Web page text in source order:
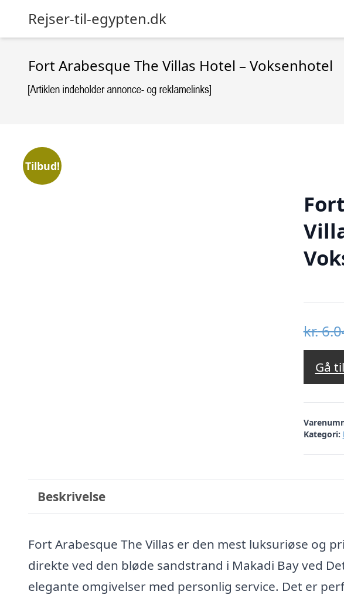
Rejser-til-egypten.dk
Fort Arabesque The Villas Hotel – Voksenhotel
Tilbud!
kr.
Gå
Kategori:
Beskrivelse
Fort Arabesque The Villas er den mest luksuriøse og
direkte ved den bløde sandstrand i Makadi Bay ved
elegante omgivelser med personlig service. Det er